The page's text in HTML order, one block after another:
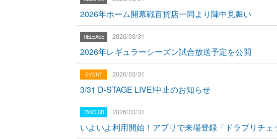
2026年ホーム開幕戦百貨店一同より陣中見舞い
2026/03/31
2026年レギュラーシーズン試合放送予定を公開
2026/03/31
3/31 D-STAGE LIVE!中止のお知らせ
2026/03/31
いよいよ利用開始！アプリで来場登録「ドラプリチ